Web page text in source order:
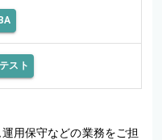
スト
用保守などの業務をご担